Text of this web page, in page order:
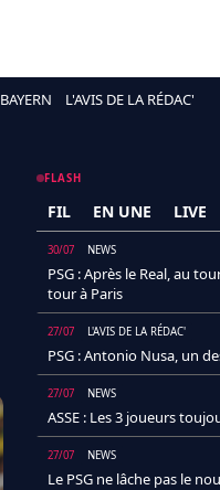
BAYERN L'AVIS DE LA RÉDAC'
FLASH
FIL EN UNE LIVE
30/07 NEWS
PSG : Après le Real, au
tour à Paris
27/07 L'AVIS DE LA RÉDAC'
PSG : Antonio Nusa, un
27/07 NEWS
ASSE : Les 3 joueurs
27/07 NEWS
Le PSG ne lâche pas le